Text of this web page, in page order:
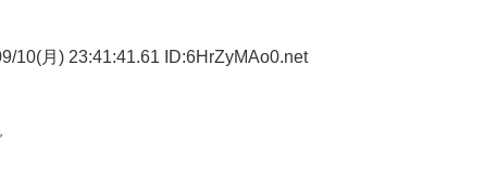
10(月) 23:41:41.61 ID:6HrZyMAo0.net